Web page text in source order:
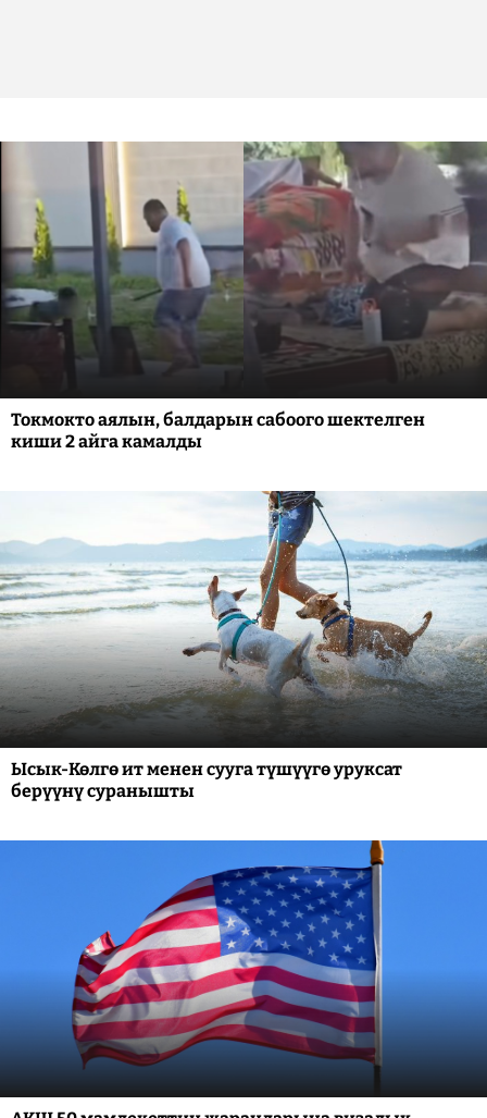
Токмокто аялын, балдарын сабоого шектелген
киши 2 айга камалды
Ысык-Көлгө ит менен сууга түшүүгө уруксат
берүүнү суранышты